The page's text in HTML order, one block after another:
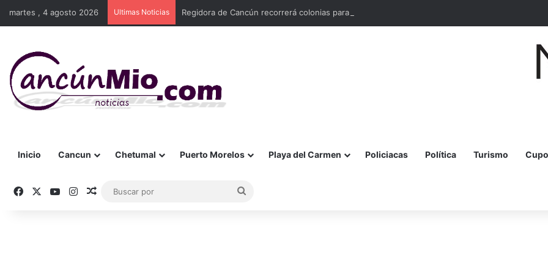
martes , 4 agosto 2026 Ultimas Noticias Regidora de Cancún recorrerá colonias para conocer necesidades en materia de seguridad
Inicio Cancun Chetumal Puerto Morelos Playa del Carmen Policiacas Política Turismo
FacebookYouTubeInstagram
Publicación al azar